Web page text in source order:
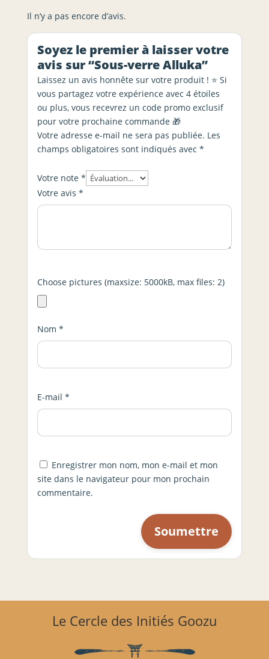
Il n’y a pas encore d’avis.
Soyez le premier à laisser votre
avis sur “Sous-verre Alluka”
Laissez un avis honnête sur votre produit ! ⭐ Si
vous partagez votre expérience avec 4 étoiles
ou plus, vous recevrez un code promo exclusif
pour votre prochaine commande 🎁
Votre adresse e-mail ne sera pas publiée. Les
champs obligatoires sont indiqués avec *
Votre note *
Votre avis *
Choose pictures (maxsize: 5000kB, max files: 2)
Nom *
E-mail *
Enregistrer mon nom, mon e-mail et mon
site dans le navigateur pour mon prochain
commentaire.
Le Cercle des Initiés Goozu